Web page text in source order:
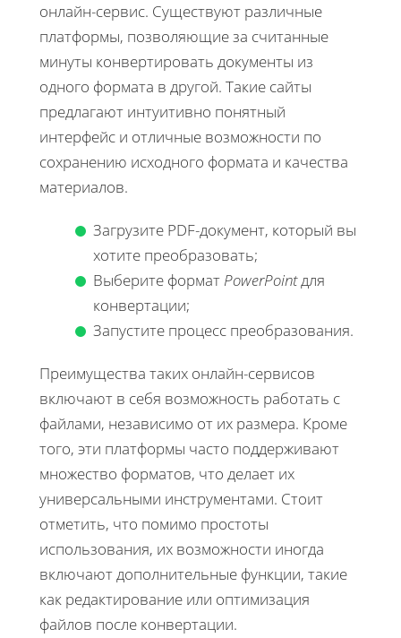
онлайн-сервис. Существуют различные
платформы, позволяющие за считанные
минуты конвертировать документы из
одного формата в другой. Такие сайты
предлагают интуитивно понятный
интерфейс и отличные возможности по
сохранению исходного формата и качества
материалов.
Загрузите PDF-документ, который вы
хотите преобразовать;
Выберите формат PowerPointдля
конвертации;
Запустите процесс преобразования.
Преимущества таких онлайн-сервисов
включают в себя возможность работать с
файлами, независимо от их размера. Кроме
того, эти платформы часто поддерживают
множество форматов, что делает их
универсальными инструментами. Стоит
отметить, что помимо простоты
использования, их возможности иногда
включают дополнительные функции, такие
как редактирование или оптимизация
файлов после конвертации.